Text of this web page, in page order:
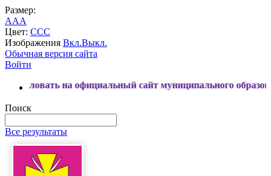
Размер:
AAA
Цвет: CCC
Изображения Вкл.Выкл.
Обычная версия сайта
Войти
на официальный сайт муниципального образования
Поиск
Все результаты